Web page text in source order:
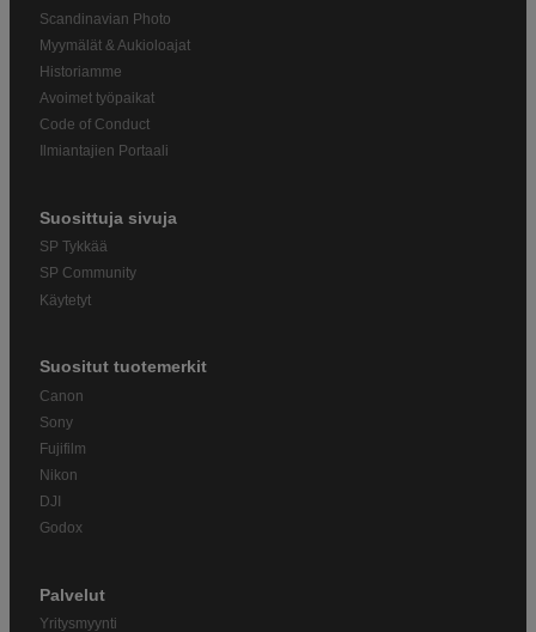
Scandinavian Photo
Myymälät & Aukioloajat
Historiamme
Avoimet työpaikat
Code of Conduct
Ilmiantajien Portaali
Suosittuja sivuja
SP Tykkää
SP Community
Käytetyt
Suositut tuotemerkit
Canon
Sony
Fujifilm
Nikon
DJI
Godox
Palvelut
Yritysmyynti